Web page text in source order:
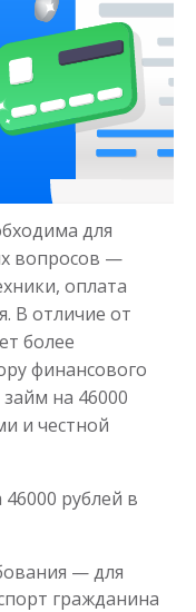
1до 21 дня
до 50 000 ₽
до 21 дня
для
вопросов —
оплата
В отличие от
более
финансового
на 46000
и честной
рублей в
— для
гражданина